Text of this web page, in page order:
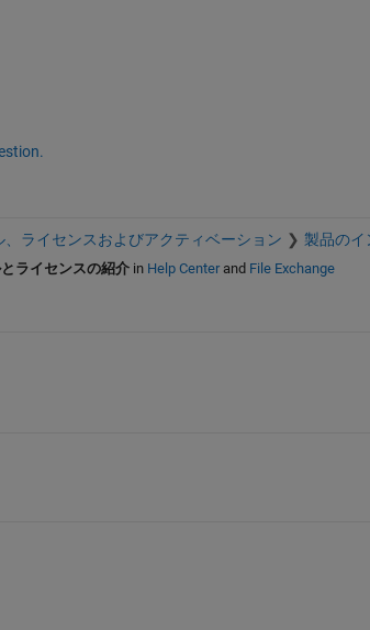
、ライセンスおよびアクティベーション 製品のイ
ライセンスの紹介in Help Centerand File Exchange